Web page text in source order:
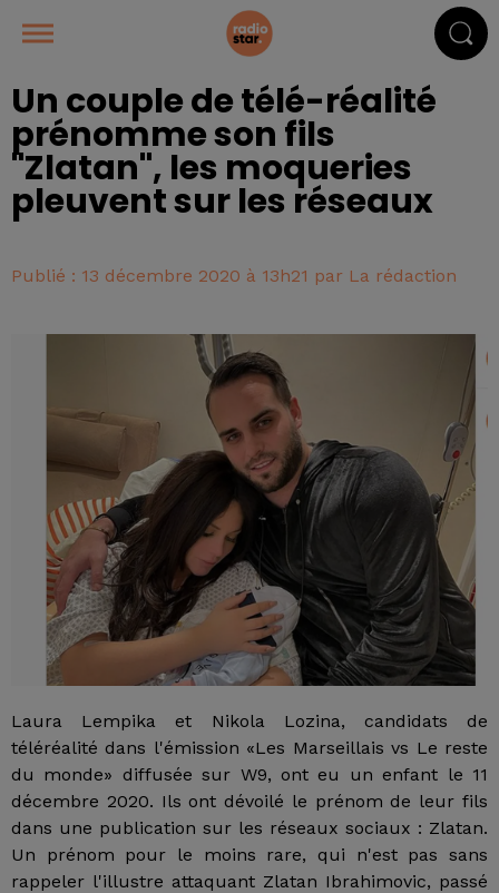
Un couple de télé-réalité
prénomme son fils
"Zlatan", les moqueries
pleuvent sur les réseaux
Publié : 13 décembre 2020 à 13h21 par La rédaction
Laura Lempika et Nikola Lozina, candidats de
téléréalité dans l'émission «Les Marseillais vs Le reste
du monde» diffusée sur W9, ont eu un enfant le 11
décembre 2020. Ils ont dévoilé le prénom de leur fils
dans une publication sur les réseaux sociaux : Zlatan.
Un prénom pour le moins rare, qui n'est pas sans
rappeler l'illustre attaquant Zlatan Ibrahimovic, passé